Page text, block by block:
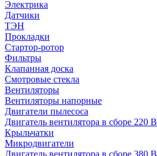
Электрика
Датчики
ТЭН
Прокладки
Стартор-ротор
Фильтры
Клапанная доска
Смотровые стекла
Вентиляторы
Вентиляторы напорные
Двигатели пылесоса
Двигатель вентилятора в сборе 220 В
Крыльчатки
Микродвигатели
Двигатель вентилятора в сборе 380 В